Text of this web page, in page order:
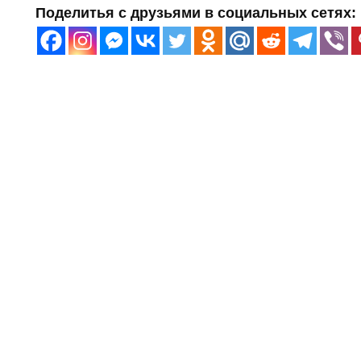
Поделитья с друзьями в социальных сетях: